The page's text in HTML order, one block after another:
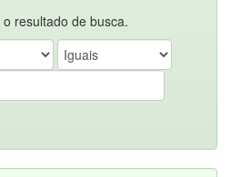
resultado de busca.